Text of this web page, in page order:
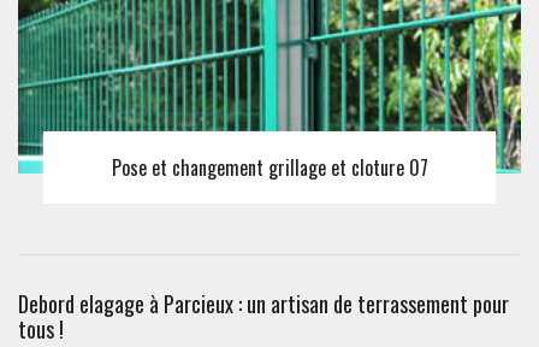
Pose et changement grillage et cloture 07
Debord elagage à Parcieux : un artisan de terrassement pour
tous !